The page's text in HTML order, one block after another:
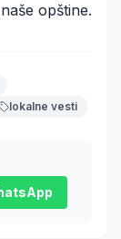
opštine.
lokalne vesti